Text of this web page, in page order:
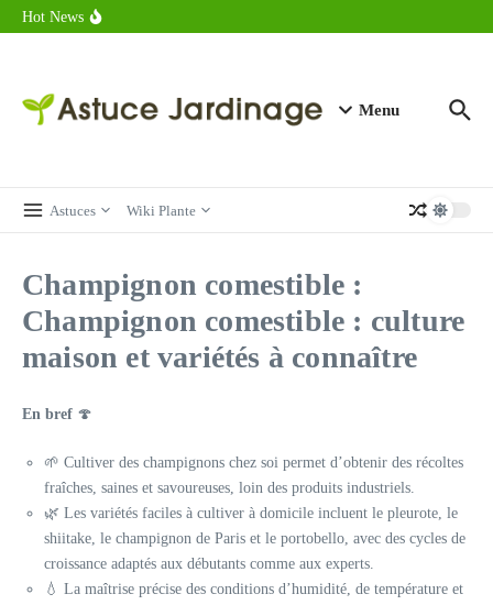
Aller au contenu
Hot News
Combien de calories dans un croque monsieur en 2025 ?
Menu
Astuces Wiki Plante
Champignon comestible :
Champignon comestible : culture
maison et variétés à connaître
En bref 🍄
🌱 Cultiver des champignons chez soi permet d’obtenir des récoltes
fraîches, saines et savoureuses, loin des produits industriels.
🌿 Les variétés faciles à cultiver à domicile incluent le pleurote, le
shiitake, le champignon de Paris et le portobello, avec des cycles de
croissance adaptés aux débutants comme aux experts.
💧 La maîtrise précise des conditions d’humidité, de température et